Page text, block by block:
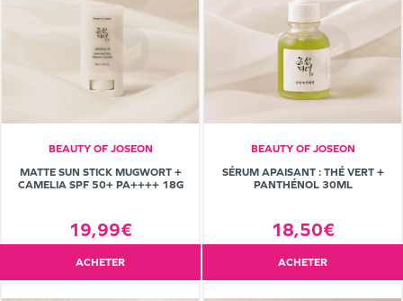
BEAUTY OF JOSEON
MATTE SUN STICK MUGWORT +
CAMELIA SPF 50+ PA++++ 18G
19,99€
ACHETER
BEAUTY OF JOSEON
SÉRUM APAISANT : THÉ VERT +
PANTHÉNOL 30ML
18,50€
ACHETER